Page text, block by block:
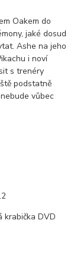
Oakem do
jaké dosud
Ashe na jeho
i noví
s trenéry
podstatně
vůbec
krabička DVD